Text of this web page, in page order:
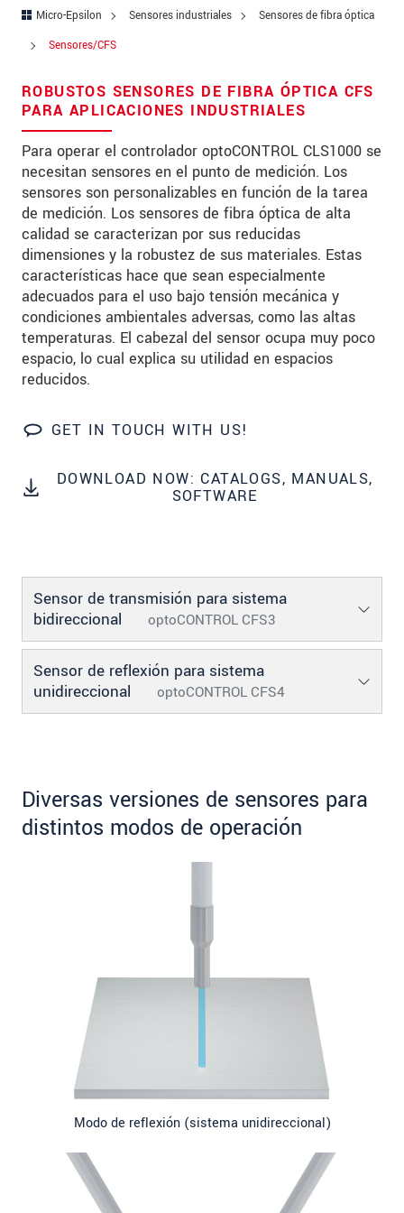
Micro-Epsilon Sensores industriales
Sensores de fibra óptica
Sensores/CFS
ROBUSTOS SENSORES DE FIBRA ÓPTICA CFS
PARA APLICACIONES INDUSTRIALES
Para operar el controlador optoCONTROL CLS1000 se
necesitan sensores en el punto de medición. Los
sensores son personalizables en función de la tarea
de medición. Los sensores de fibra óptica de alta
calidad se caracterizan por sus reducidas
dimensiones y la robustez de sus materiales. Estas
características hace que sean especialmente
adecuados para el uso bajo tensión mecánica y
condiciones ambientales adversas, como las altas
temperaturas. El cabezal del sensor ocupa muy poco
espacio, lo cual explica su utilidad en espacios
reducidos.
GET IN TOUCH WITH US!
DOWNLOAD NOW: CATALOGS, MANUALS,
SOFTWARE
Sensor de transmisión para sistema
bidireccional
optoCONTROL CFS3
Sensor de reflexión para sistema
unidireccional
optoCONTROL CFS4
Diversas versiones de sensores para
distintos modos de operación
Modo de reflexión (sistema unidireccional)
Zip code
City*
Country*
Telephone
E-Mail *
Message *
* Mandatory fields
We treat your data confidentially. Please read our
data privacy statement .